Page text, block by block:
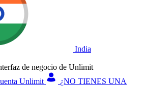
India
de negocio de Unlimit
Unlimit
¿NO TIENES UNA